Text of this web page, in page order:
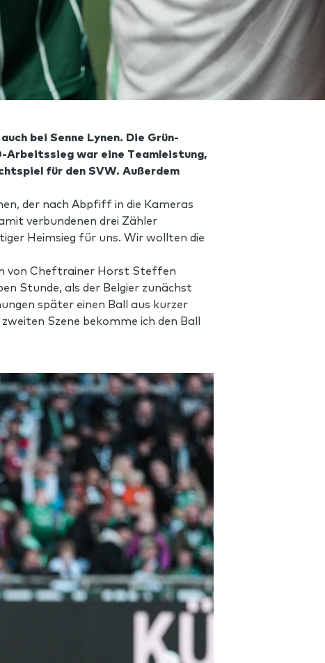
bei Senne Lynen. Die Grün-
Arbeitssieg war eine Teamleistung,
für den SVW. Außerdem
der nach Abpfiff in die Kameras
verbundenen drei Zähler
Heimsieg für uns. Wir wollten die
von Cheftrainer Horst Steffen
Stunde, als der Belgier zunächst
später einen Ball aus kurzer
Szene bekomme ich den Ball